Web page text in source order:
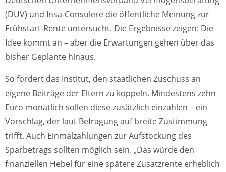
(DUV) und Insa-Consulere die öffentliche Meinung zur
Frühstart-Rente untersucht. Die Ergebnisse zeigen: Die
Idee kommt an – aber die Erwartungen gehen über das
bisher Geplante hinaus.
So fordert das Institut, den staatlichen Zuschuss an
eigene Beiträge der Eltern zu koppeln. Mindestens zehn
Euro monatlich sollen diese zusätzlich einzahlen – ein
Vorschlag, der laut Befragung auf breite Zustimmung
trifft. Auch Einmalzahlungen zur Aufstockung des
Sparbetrags sollten möglich sein. „Das würde den
finanziellen Hebel für eine spätere Zusatzrente erheblich